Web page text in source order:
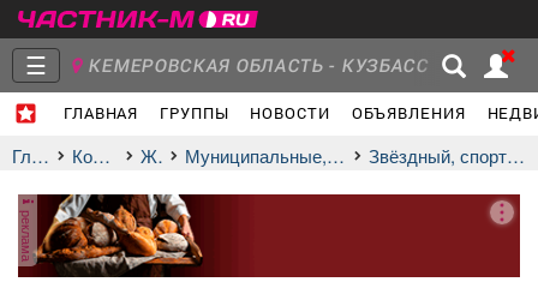
☰ КЕМЕРОВСКАЯ ОБЛАСТЬ - КУЗБАСС
ГЛАВНАЯ ГРУППЫ НОВОСТИ ОБЪЯВЛЕНИЯ
Главная
Группы Новости
Объявления Недвижимость Услуги
Главная Компании ЖКХ муниципальные, гос. организации Звёздный, спортивный комплекс
реклама